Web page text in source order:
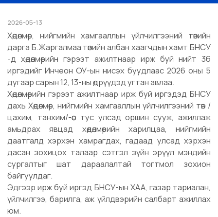
2026-05-13
Хөдөлмөр, нийгмийн хамгааллын үйлчилгээний төвийн
дарга Б.Жаргалмаа төвийн албан хаагчдын хамт БНСУ
-д хөдөлмөрийн гэрээт ажилтнаар ирж буй нийт 36
иргэдийг Инчеон ОУ-ын нисэх буудлаас 2026 оны 5
дугаар сарын 12, 13-ны өдрүүдэд угтан авлаа.
Хөдөлмөрийн гэрээт ажилтнаар ирж буй иргэдэд БНСУ
дахь Хөдөлмөр, нийгмийн хамгааллын үйлчилгээний төв /
цахим, танхим/-өөс тус улсад оршин сууж, ажиллаж
амьдрах явцад хөдөлмөрийн харилцаа, нийгмийн
даатгалд хэрхэн хамрагдах, гадаад улсад хэрхэн
дасан зохицох талаар сэтгэл зүйн эрүүл мэндийн
сургалтыг шат дараалалтай тогтмол зохион
байгуулдаг.
Эдгээр ирж буй иргэд БНСУ-ын ХАА, газар тариалан,
үйлчилгээ, барилга, аж үйлдвэрийн салбарт ажиллах
юм.